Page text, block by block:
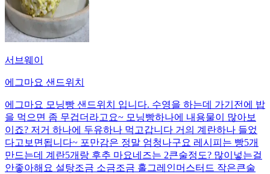
서브웨이
에그마요 샌드위치
에그마요 모닝빵 샌드위치 입니다. 수영을 하는데 가기전에 밥
을 먹으면 좀 무겁더라고요~ 모닝빵하나에 내용물이 많아보
이죠? 저거 하나에 두유하나 먹고갑니다 거의 계란하나 들었
다고보면됩니다~ 포만감은 정말 엄청나구요 레시피는 빵5개
만드는데 계란5개랑 후추 마요네즈는 2큰술정도? 많이넣는걸
안좋아해요 설탕조금 소금조금 홀그레인머스터드 작은큰술